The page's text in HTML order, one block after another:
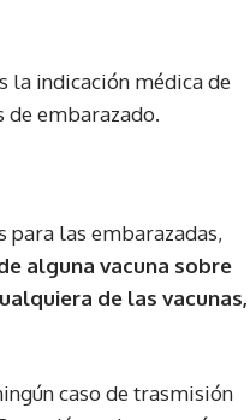
la indicación médica de
de embarazado.
para las embarazadas,
alguna vacuna sobre
de las vacunas,
caso de trasmisión